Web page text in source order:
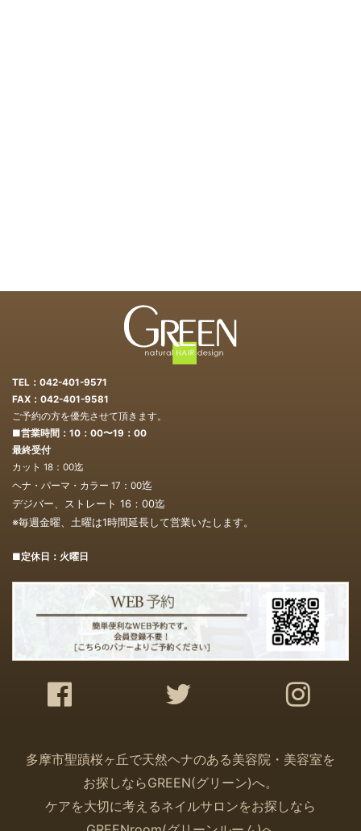
TEL：042-401-9571
FAX：042-401-9581
ご予約の方を優先させて頂きます。
■営業時間：10：00〜19：00
最終受付
カット 18：00迄
ヘナ・パーマ・カラー 17：00迄
デジバー、ストレート 16：00迄
※毎週金曜、土曜は1時間延長して営業いたします。
■定休日：火曜日
多摩市聖蹟桜ヶ丘で天然ヘナのある美容院・美容室を
お探しならGREEN(グリーン)へ。
ケアを大切に考えるネイルサロンをお探しなら